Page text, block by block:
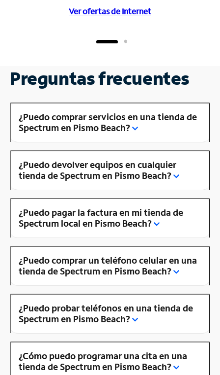
Ver ofertas de Internet
Preguntas frecuentes
¿Puedo comprar servicios en una tienda de
Spectrum en Pismo Beach?
¿Puedo devolver equipos en cualquier
tienda de Spectrum en Pismo Beach?
¿Puedo pagar la factura en mi tienda de
Spectrum local en Pismo Beach?
¿Puedo comprar un teléfono celular en una
tienda de Spectrum en Pismo Beach?
¿Puedo probar teléfonos en una tienda de
Spectrum en Pismo Beach?
¿Cómo puedo programar una cita en una
tienda de Spectrum en Pismo Beach?